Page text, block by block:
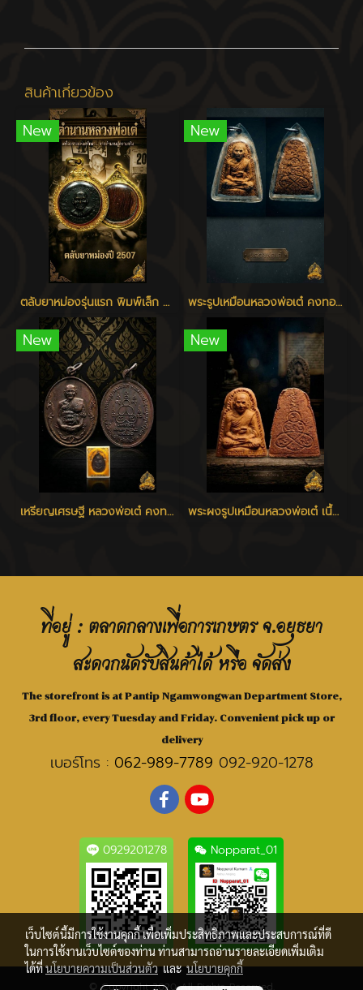
สินค้าเกี่ยวข้อง
New
ตลับยาหม่องรุ่นแรก พิมพ์เล็ก หลวงพ่อเต๋ วัดสามง่าม
New
พระรูปเหมือนหลวงพ่อเต๋ คงทอง รุ่นแรก พิมพ์ใหญ่ เนื้อว่าน 108 วัดสามง่าม นครปฐม ปี 2507
New
เหรียญเศรษฐี หลวงพ่อเต๋ คงทอง วัดสามง่าม จ.นครปฐม ปี 2520
New
พระผงรูปเหมือนหลวงพ่อเต๋ เนื้อว่าน ปี 2506 - 2510
ที่อยู่ : ตลาดกลางเพื่อการเกษตร จ.อยุธยา
สะดวกนัดรับสินค้าได้ หรือ จัดส่ง
The storefront is at Pantip Ngamwongwan Department Store,
3rd floor, every Tuesday and Friday. Convenient pick up or
delivery
เบอร์โทร : 062-989-7789 092-920-1278
0929201278 Nopparat_01
© Copyright 2020 All Rights Reserved.
เว็บไซต์นี้มีการใช้งานคุกกี้ เพื่อเพิ่มประสิทธิภาพและประสบการณ์ที่ดี
ในการใช้งานเว็บไซต์ของท่าน ท่านสามารถอ่านรายละเอียดเพิ่มเติม
ได้ที่นโยบายความเป็นส่วนตัวและนโยบายคุกกี้